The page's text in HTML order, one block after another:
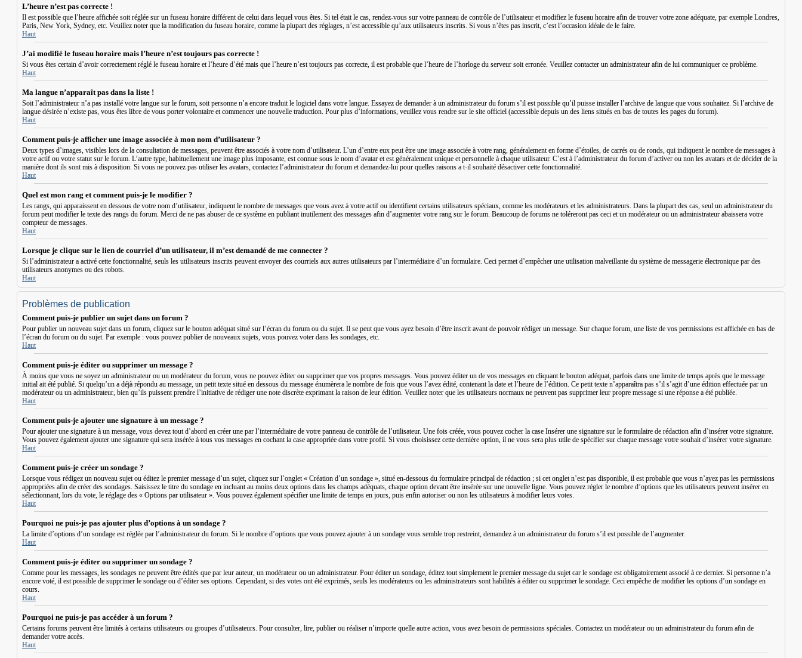
L’heure n’est pas correcte !
Il est possible que l’heure affichée soit réglée sur un fuseau horaire différent de celui dans lequel vous êtes. Si tel était le cas, rendez-vous sur votre panneau de contrôle de l’utilisateur et modifiez le fuseau horaire afin de trouver votre zone adéquate, par exemple Londres,
Paris, New York, Sydney, etc. Veuillez noter que la modification du fuseau horaire, comme la plupart des réglages, n’est accessible qu’aux utilisateurs inscrits. Si vous n’êtes pas inscrit, c’est l’occasion idéale de le faire.
Haut
J’ai modifié le fuseau horaire mais l’heure n’est toujours pas correcte !
Si vous êtes certain d’avoir correctement réglé le fuseau horaire et l’heure d’été mais que l’heure n’est toujours pas correcte, il est probable que l’heure de l’horloge du serveur soit erronée. Veuillez contacter un administrateur afin de lui communiquer ce problème.
Haut
Ma langue n’apparaît pas dans la liste !
Soit l’administrateur n’a pas installé votre langue sur le forum, soit personne n’a encore traduit le logiciel dans votre langue. Essayez de demander à un administrateur du forum s’il est possible qu’il puisse installer l’archive de langue que vous souhaitez. Si l’archive de
langue désirée n’existe pas, vous êtes libre de vous porter volontaire et commencer une nouvelle traduction. Pour plus d’informations, veuillez vous rendre sur le site officiel (accessible depuis un des liens situés en bas de toutes les pages du forum).
Haut
Comment puis-je afficher une image associée à mon nom d’utilisateur ?
Deux types d’images, visibles lors de la consultation de messages, peuvent être associés à votre nom d’utilisateur. L’un d’entre eux peut être une image associée à votre rang, généralement en forme d’étoiles, de carrés ou de ronds, qui indiquent le nombre de messages à
votre actif ou votre statut sur le forum. L’autre type, habituellement une image plus imposante, est connue sous le nom d’avatar et est généralement unique et personnelle à chaque utilisateur. C’est à l’administrateur du forum d’activer ou non les avatars et de décider de la
manière dont ils sont mis à disposition. Si vous ne pouvez pas utiliser les avatars, contactez l’administrateur du forum et demandez-lui pour quelles raisons a t-il souhaité désactiver cette fonctionnalité.
Haut
Quel est mon rang et comment puis-je le modifier ?
Les rangs, qui apparaissent en dessous de votre nom d’utilisateur, indiquent le nombre de messages que vous avez à votre actif ou identifient certains utilisateurs spéciaux, comme les modérateurs et les administrateurs. Dans la plupart des cas, seul un administrateur du
forum peut modifier le texte des rangs du forum. Merci de ne pas abuser de ce système en publiant inutilement des messages afin d’augmenter votre rang sur le forum. Beaucoup de forums ne toléreront pas ceci et un modérateur ou un administrateur abaissera votre
compteur de messages.
Haut
Lorsque je clique sur le lien de courriel d’un utilisateur, il m’est demandé de me connecter ?
Si l’administrateur a activé cette fonctionnalité, seuls les utilisateurs inscrits peuvent envoyer des courriels aux autres utilisateurs par l’intermédiaire d’un formulaire. Ceci permet d’empêcher une utilisation malveillante du système de messagerie électronique par des
utilisateurs anonymes ou des robots.
Haut
Problèmes de publication
Comment puis-je publier un sujet dans un forum ?
Pour publier un nouveau sujet dans un forum, cliquez sur le bouton adéquat situé sur l’écran du forum ou du sujet. Il se peut que vous ayez besoin d’être inscrit avant de pouvoir rédiger un message. Sur chaque forum, une liste de vos permissions est affichée en bas de
l’écran du forum ou du sujet. Par exemple : vous pouvez publier de nouveaux sujets, vous pouvez voter dans les sondages, etc.
Haut
Comment puis-je éditer ou supprimer un message ?
À moins que vous ne soyez un administrateur ou un modérateur du forum, vous ne pouvez éditer ou supprimer que vos propres messages. Vous pouvez éditer un de vos messages en cliquant le bouton adéquat, parfois dans une limite de temps après que le message
initial ait été publié. Si quelqu’un a déjà répondu au message, un petit texte situé en dessous du message énumèrera le nombre de fois que vous l’avez édité, contenant la date et l’heure de l’édition. Ce petit texte n’apparaîtra pas s’il s’agit d’une édition effectuée par un
modérateur ou un administrateur, bien qu’ils puissent prendre l’initiative de rédiger une note discrète exprimant la raison de leur édition. Veuillez noter que les utilisateurs normaux ne peuvent pas supprimer leur propre message si une réponse a été publiée.
Haut
Comment puis-je ajouter une signature à un message ?
Pour ajouter une signature à un message, vous devez tout d’abord en créer une par l’intermédiaire de votre panneau de contrôle de l’utilisateur. Une fois créée, vous pouvez cocher la case Insérer une signature sur le formulaire de rédaction afin d’insérer votre signature.
Vous pouvez également ajouter une signature qui sera insérée à tous vos messages en cochant la case appropriée dans votre profil. Si vous choisissez cette dernière option, il ne vous sera plus utile de spécifier sur chaque message votre souhait d’insérer votre signature.
Haut
Comment puis-je créer un sondage ?
Lorsque vous rédigez un nouveau sujet ou éditez le premier message d’un sujet, cliquez sur l’onglet « Création d’un sondage », situé en-dessous du formulaire principal de rédaction ; si cet onglet n’est pas disponible, il est probable que vous n’ayez pas les permissions
appropriées afin de créer des sondages. Saisissez le titre du sondage en incluant au moins deux options dans les champs adéquats, chaque option devant être insérée sur une nouvelle ligne. Vous pouvez régler le nombre d’options que les utilisateurs peuvent insérer en
sélectionnant, lors du vote, le réglage des « Options par utilisateur ». Vous pouvez également spécifier une limite de temps en jours, puis enfin autoriser ou non les utilisateurs à modifier leurs votes.
Haut
Pourquoi ne puis-je pas ajouter plus d’options à un sondage ?
La limite d’options d’un sondage est réglée par l’administrateur du forum. Si le nombre d’options que vous pouvez ajouter à un sondage vous semble trop restreint, demandez à un administrateur du forum s’il est possible de l’augmenter.
Haut
Comment puis-je éditer ou supprimer un sondage ?
Comme pour les messages, les sondages ne peuvent être édités que par leur auteur, un modérateur ou un administrateur. Pour éditer un sondage, éditez tout simplement le premier message du sujet car le sondage est obligatoirement associé à ce dernier. Si personne n’a
encore voté, il est possible de supprimer le sondage ou d’éditer ses options. Cependant, si des votes ont été exprimés, seuls les modérateurs ou les administrateurs sont habilités à éditer ou supprimer le sondage. Ceci empêche de modifier les options d’un sondage en
cours.
Haut
Pourquoi ne puis-je pas accéder à un forum ?
Certains forums peuvent être limités à certains utilisateurs ou groupes d’utilisateurs. Pour consulter, lire, publier ou réaliser n’importe quelle autre action, vous avez besoin de permissions spéciales. Contactez un modérateur ou un administrateur du forum afin de
demander votre accès.
Haut